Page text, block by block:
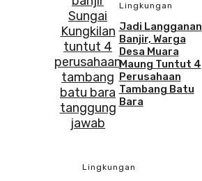
Lingkungan
Jadi Langganan
Banjir, Warga
Desa Muara
Maung Tuntut 4
Perusahaan
Tambang Batu
Bara
Lingkungan